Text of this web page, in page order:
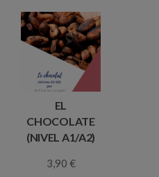
EL
CHOCOLATE
(NIVEL A1/A2)
3,90 €